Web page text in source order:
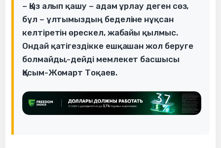
– Қыз алып қашу – адам ұрлау деген сөз,
бұл – ұлтымыздың беделіне нұқсан
келтіретін өрескел, жабайы қылмыс.
Ондай қатігездікке ешқашан жол беруге
болмайды,-дейді мемлекет басшысы
Қасым-Жомарт Тоқаев.